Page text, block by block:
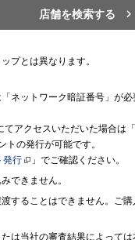
店舗を検索する 
プとは異なります。
ネットワーク暗証番号」が
アクセスいただいた場合は
の発行が可能です。
発行
」でご確認ください。
できません。
することはできません。ご
は当社の審査結果によって